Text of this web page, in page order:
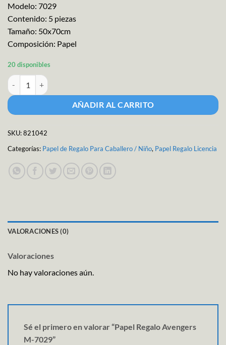
Modelo: 7029
Contenido: 5 piezas
Tamaño: 50x70cm
Composición: Papel
20 disponibles
Papel Regalo Avengers M-7029 cantidad
AÑADIR AL CARRITO
SKU:821042
Categorías: Papel de Regalo Para Caballero / Niño, Papel Regalo Licencia
VALORACIONES (0)
Valoraciones
No hay valoraciones aún.
Sé el primero en valorar “Papel Regalo Avengers
M-7029”